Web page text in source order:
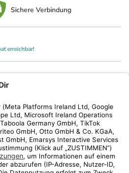
Sichere Verbindung
erreichbar!